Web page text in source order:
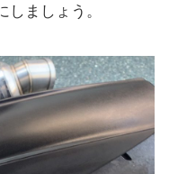
ましょう。